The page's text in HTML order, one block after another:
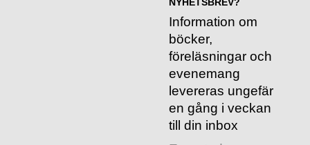
NYHETSBREV?
Information om
böcker,
föreläsningar och
evenemang
levereras ungefär
en gång i veckan
till din inbox